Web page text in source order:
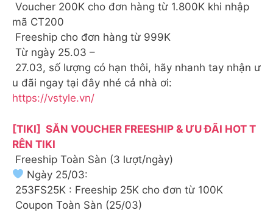
Voucher 200K cho đơn hàng từ 1.800K khi nhập
mã CT200
Freeship cho đơn hàng từ 999K
Từ ngày 25.03 –
27.03, số lượng có hạn thôi, hãy nhanh tay nhận ư
u đãi ngay tại đây nhé cả nhà ơi:
https://vstyle.vn/
[TIKI] SĂN VOUCHER FREESHIP & ƯU ĐÃI HOT T
RÊN TIKI
Freeship Toàn Sàn (3 lượt/ngày)
Ngày 25/03:
253FS25K : Freeship 25K cho đơn từ 100K
Coupon Toàn Sàn (25/03)